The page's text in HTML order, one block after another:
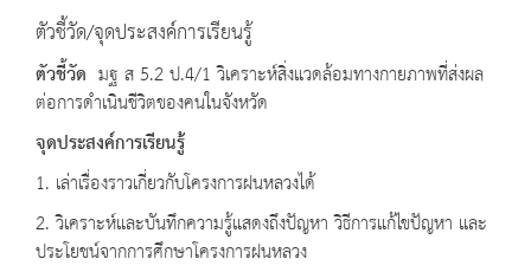
ตัวชี้วัด/จุดประสงค์การเรียนรู้
ตัวชี้วัด มฐ ส 5.2 ป.4/1 วิเคราะห์สิ่งแวดล้อมทางกายภาพที่ส่งผล
ต่อการดำเนินชีวิตของคนในจังหวัด
จุดประสงค์การเรียนรู้
1. เล่าเรื่องราวเกี่ยวกับโครงการฝนหลวงได้
2. วิเคราะห์และบันทึกความรู้แสดงถึงปัญหา วิธีการแก้ไขปัญหา และ
ประโยชน์จากการศึกษาโครงการฝนหลวง